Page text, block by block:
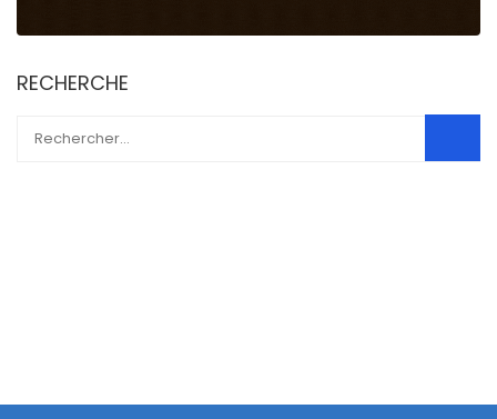
RECHERCHE